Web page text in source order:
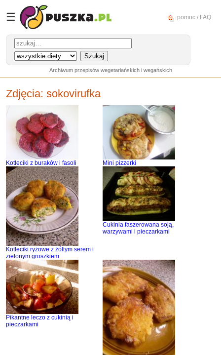
☰ pomoc / FAQ
Archiwum przepisów wegetariańskich i wegańskich
Zdjęcia: sokovirufka
Kotleciki z buraków i fasoli Mini pizzerki
Kotleciki ryżowe z żółtym serem i
zielonym groszkiem
Cukinia faszerowana soją,
warzywami i pieczarkami
Pikantne leczo z cukinią i
pieczarkami